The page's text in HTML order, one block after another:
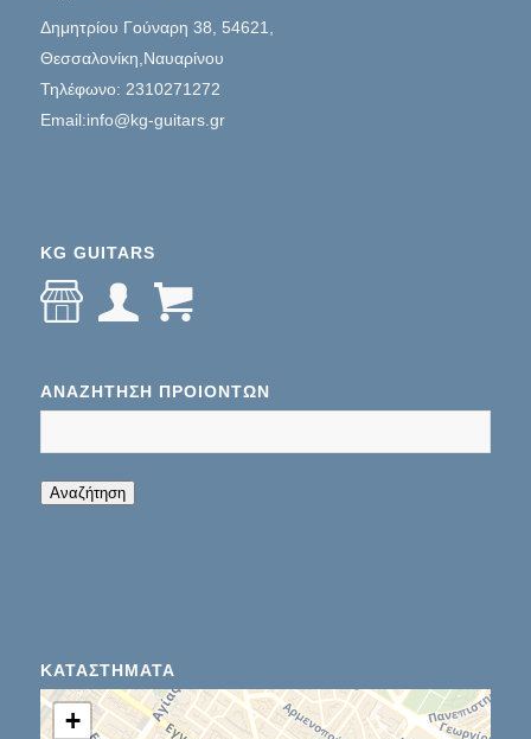
Δημητρίου Γούναρη 38, 54621,
Θεσσαλονίκη,Ναυαρίνου
Τηλέφωνο: 2310271272
Email:info@kg-guitars.gr
KG GUITARS
ΑΝΑΖΉΤΗΣΗ ΠΡΟΊΌΝΤΩΝ
Αναζήτηση
ΚΑΤΑΣΤΉΜΑΤΑ
+